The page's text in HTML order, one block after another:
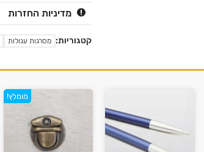
מדיניות החזרות
קטגוריות: מסרגות עגולות
מומלץ!